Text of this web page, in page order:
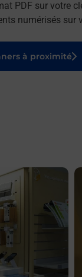
PDF sur votre
numérisés sur
à proximité
nouvel onglet